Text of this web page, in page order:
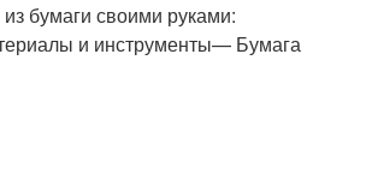
бумаги своими руками:
и инструменты— Бумага